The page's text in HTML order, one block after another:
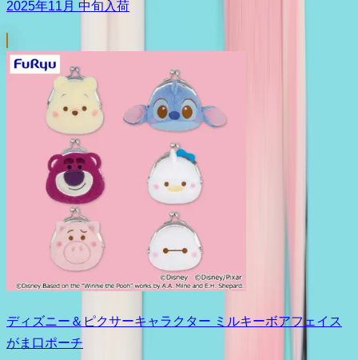
2025年11月 中旬入荷
ディズニー＆ピクサーキャラクター ミルキーボアフェイス
がま口ポーチ